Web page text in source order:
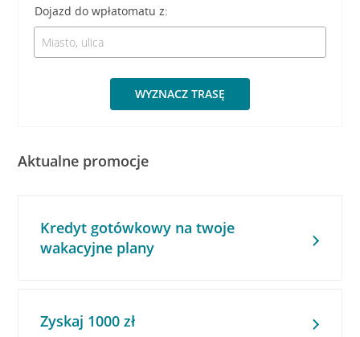
Dojazd do wpłatomatu z:
WYZNACZ TRASĘ
Aktualne promocje
Kredyt gotówkowy na twoje
wakacyjne plany
Zyskaj 1000 zł